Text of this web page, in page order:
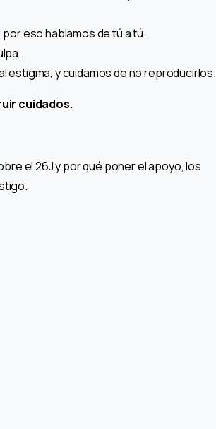
eso hablamos de tú a tú.
estigma, y cuidamos de no reproducirlos.
cuidados.
el 26J y por qué poner el apoyo, los